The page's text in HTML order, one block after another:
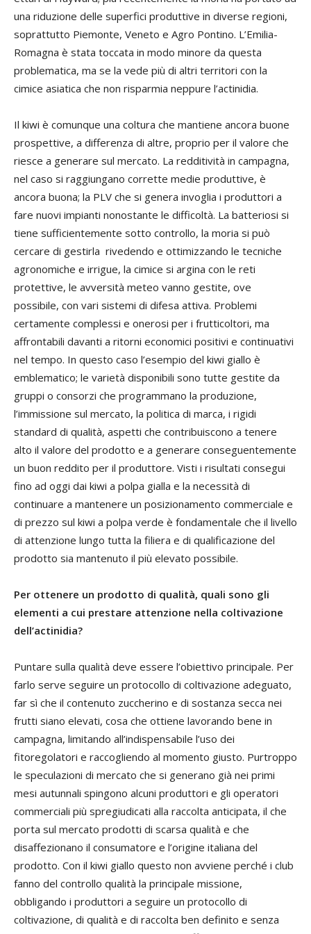
una riduzione delle superfici produttive in diverse regioni,
soprattutto Piemonte, Veneto e Agro Pontino. L’Emilia-
Romagna è stata toccata in modo minore da questa
problematica, ma se la vede più di altri territori con la
cimice asiatica che non risparmia neppure l’actinidia.
Il kiwi è comunque una coltura che mantiene ancora buone
prospettive, a differenza di altre, proprio per il valore che
riesce a generare sul mercato. La redditività in campagna,
nel caso si raggiungano corrette medie produttive, è
ancora buona; la PLV che si genera invoglia i produttori a
fare nuovi impianti nonostante le difficoltà. La batteriosi si
tiene sufficientemente sotto controllo, la moria si può
cercare di gestirla rivedendo e ottimizzando le tecniche
agronomiche e irrigue, la cimice si argina con le reti
protettive, le avversità meteo vanno gestite, ove
possibile, con vari sistemi di difesa attiva. Problemi
certamente complessi e onerosi per i frutticoltori, ma
affrontabili davanti a ritorni economici positivi e continuativi
nel tempo. In questo caso l’esempio del kiwi giallo è
emblematico; le varietà disponibili sono tutte gestite da
gruppi o consorzi che programmano la produzione,
l’immissione sul mercato, la politica di marca, i rigidi
standard di qualità, aspetti che contribuiscono a tenere
alto il valore del prodotto e a generare conseguentemente
un buon reddito per il produttore. Visti i risultati consegui
fino ad oggi dai kiwi a polpa gialla e la necessità di
continuare a mantenere un posizionamento commerciale e
di prezzo sul kiwi a polpa verde è fondamentale che il livello
di attenzione lungo tutta la filiera e di qualificazione del
prodotto sia mantenuto il più elevato possibile.
Per ottenere un prodotto di qualità, quali sono gli
elementi a cui prestare attenzione nella coltivazione
dell’actinidia?
Puntare sulla qualità deve essere l’obiettivo principale. Per
farlo serve seguire un protocollo di coltivazione adeguato,
far sì che il contenuto zuccherino e di sostanza secca nei
frutti siano elevati, cosa che ottiene lavorando bene in
campagna, limitando all’indispensabile l’uso dei
fitoregolatori e raccogliendo al momento giusto. Purtroppo
le speculazioni di mercato che si generano già nei primi
mesi autunnali spingono alcuni produttori e gli operatori
commerciali più spregiudicati alla raccolta anticipata, il che
porta sul mercato prodotti di scarsa qualità e che
disaffezionano il consumatore e l’origine italiana del
prodotto. Con il kiwi giallo questo non avviene perché i club
fanno del controllo qualità la principale missione,
obbligando i produttori a seguire un protocollo di
coltivazione, di qualità e di raccolta ben definito e senza